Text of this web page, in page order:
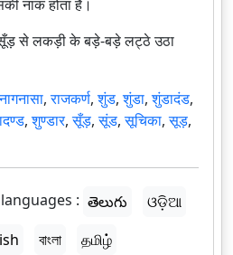
नाक होता है।
सूँड़ से लकड़ी के बड़े-बड़े लट्ठे उठा
नागनासा,राजकर्ण,शुंड,शुंडा,शुंडादंड,
,शुण्डार,सूँड़,सूंड,सूचिका,सूड़,
: తెలుగు
ଓଡ଼ିଆ
বাংলা
தமிழ்